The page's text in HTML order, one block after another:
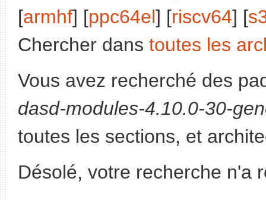
[armhf] [ppc64el] [riscv64] [
Chercher dans toutes les
Vous avez recherché des
dasd-modules-4.10.0-30-
toutes les sections, et
Désolé, votre recherche n'a